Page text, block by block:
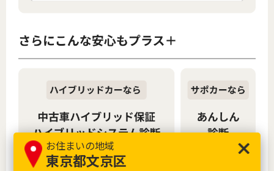
お住まいの地域
東京都文京区